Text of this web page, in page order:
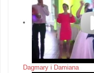
Dagmary i Damiana